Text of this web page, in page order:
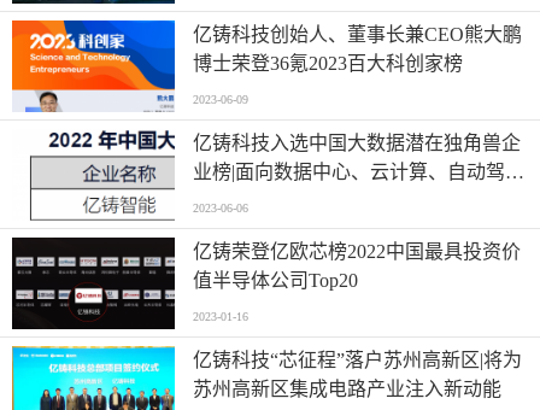
亿铸科技创始人、董事长兼CEO熊大鹏
博士荣登36氪2023百大科创家榜
2023-06-09
亿铸科技入选中国大数据潜在独角兽企
业榜|面向数据中心、云计算、自动驾驶
等场景
2023-06-06
亿铸荣登亿欧芯榜2022中国最具投资价
值半导体公司Top20
2023-01-16
亿铸科技“芯征程”落户苏州高新区|将为
苏州高新区集成电路产业注入新动能